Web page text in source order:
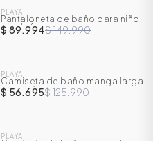
-40 %
PLAYA
Pantaloneta de baño para niño
doble faz
$ 89.994$ 149.990
-55%
PLAYA
Camiseta de baño manga larga
para niño
$ 56.695$ 125.990
PLAYA